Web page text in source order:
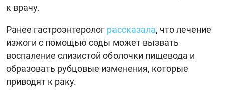
к врачу.
Ранее гастроэнтеролог рассказала, что лечение
изжоги с помощью соды может вызвать
воспаление слизистой оболочки пищевода и
образовать рубцовые изменения, которые
приводят к раку.